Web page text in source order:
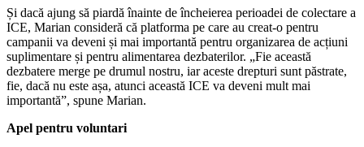
Și dacă ajung să piardă înainte de încheierea perioadei de colectare a
ICE, Marian consideră că platforma pe care au creat-o pentru
campanii va deveni și mai importantă pentru organizarea de acțiuni
suplimentare și pentru alimentarea dezbaterilor. „Fie această
dezbatere merge pe drumul nostru, iar aceste drepturi sunt păstrate,
fie, dacă nu este așa, atunci această ICE va deveni mult mai
importantă”, spune Marian.
Apel pentru voluntari